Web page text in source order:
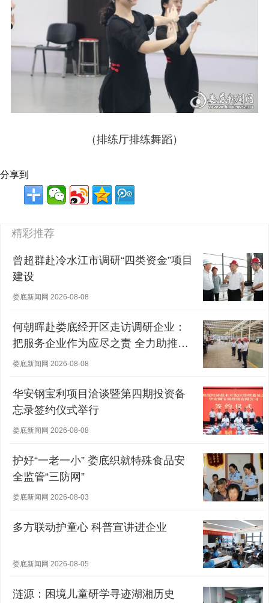
（排练厅排练舞蹈）
分享到
精彩推荐
曾超群赴冷水江市调研“四类资金”项目
建设
娄底新闻网 2026-08-08
何朝晖赴娄底经开区走访调研企业：
把服务企业作为应尽之责 全力助推经
营主体稳健发展
娄底新闻网 2026-08-08
华安钢宝利项目洽谈暨第四期投资备
忘录签约仪式举行
娄底新闻网 2026-08-08
护好“一老一小” 娄底织就特殊食品安
全监管“三防网”
娄底新闻网 2026-08-03
多方联动护童心 科普宣讲进企业
娄底新闻网 2026-08-05
涟源：困境儿童研学寻迹湖湘历史